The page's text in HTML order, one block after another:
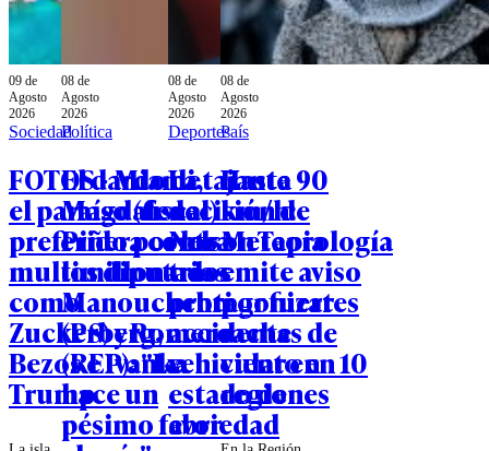
09 de
Agosto
2026
Sociedad
FOTOS - Miami,
el paraíso (fiscal)
preferido por los
multimillonarios
como
Zuckerberg,
Bezos e Ivanka
Trump
08 de
Agosto
2026
Política
El dardo de
Magdalena
Piñera contra
los diputados
Manouchehri
(PS) y Romero
(REP): "Le
hace un
pésimo favor
08 de
Agosto
2026
Deportes
La tajante
decisión de
Nelson Tapia
tras
protagonizar
accidente
vehicular en
estado de
ebriedad
08 de
Agosto
2026
País
Hasta 90
km/h:
Meteorología
emite aviso
por fuertes
rachas de
viento en 10
regiones